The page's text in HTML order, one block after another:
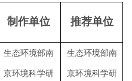
制作单位 推荐单位
生态环境部南
京环境科学研
生态环境部南
京环境科学研